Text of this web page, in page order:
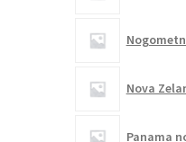
Nova
Panama